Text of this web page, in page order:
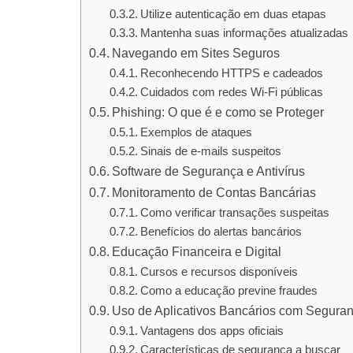
Utilize autenticação em duas etapas
Mantenha suas informações atualizadas
Navegando em Sites Seguros
Reconhecendo HTTPS e cadeados
Cuidados com redes Wi-Fi públicas
Phishing: O que é e como se Proteger
Exemplos de ataques
Sinais de e-mails suspeitos
Software de Segurança e Antivírus
Monitoramento de Contas Bancárias
Como verificar transações suspeitas
Benefícios do alertas bancários
Educação Financeira e Digital
Cursos e recursos disponíveis
Como a educação previne fraudes
Uso de Aplicativos Bancários com
Vantagens dos apps oficiais
Características de segurança a buscar